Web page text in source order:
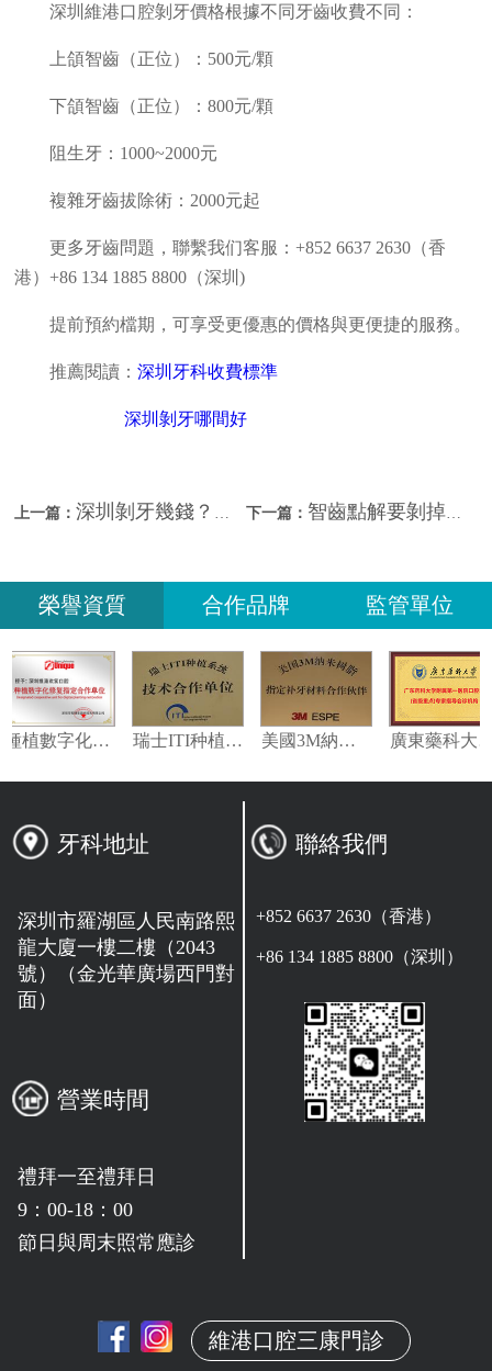
深圳維港口腔剝牙價格根據不同牙齒收費不同：
上頜智齒（正位）：500元/顆
下頜智齒（正位）：800元/顆
阻生牙：1000~2000元
複雜牙齒拔除術：2000元起
更多牙齒問題，聯繫我们客服：+852 6637 2630（香
港）+86 134 1885 8800（深圳)
提前預約檔期，可享受更優惠的價格與更便捷的服務。
推薦閱讀：深圳牙科收費標準
深圳剝牙哪間好
上一篇：深圳剝牙幾錢？影響剝牙收費的因素有哪些？ 下一篇： 智齒點解要剝掉？深圳剝智齒邊間牙科好？
榮譽資質 合作品牌 監管單位
種植數字化修復指定合作單位 瑞士ITI种植系统技术合作单位 美國3M納米樹脂指定合作夥伴
牙科地址
深圳市羅湖區人民南路熙
龍大廈一樓二樓（2043
號）（金光華廣場西門對
面）
營業時間
禮拜一至禮拜日
9：00-18：00
節日與周末照常應診
維港口腔三康門診
聯絡我們
+852 6637 2630（香港）
+86 134 1885 8800（深圳）